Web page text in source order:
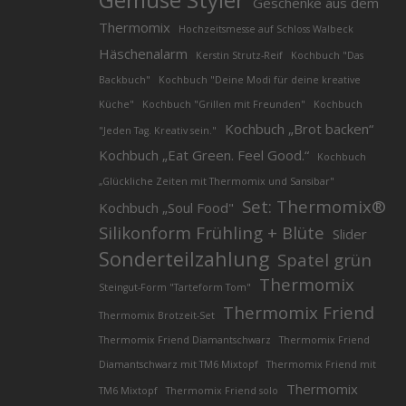
Thermomix
Hochzeitsmesse auf Schloss Walbeck
Häschenalarm Kerstin Strutz-Reif
Kochbuch "Das
Backbuch"
Kochbuch "Deine Modi für deine kreative
Küche"
Kochbuch "Grillen mit Freunden" Kochbuch
"Jeden Tag. Kreativ sein."
Kochbuch „Brot backen“
Kochbuch „Eat Green. Feel Good.“
Kochbuch
„Glückliche Zeiten mit Thermomix und Sansibar"
Kochbuch „Soul Food" Set: Thermomix®
Silikonform Frühling + Blüte Slider
Sonderteilzahlung Spatel grün
Steingut-Form "Tarteform Tom" Thermomix
Thermomix Brotzeit-Set Thermomix Friend
Thermomix Friend Diamantschwarz
Thermomix Friend
Diamantschwarz mit TM6 Mixtopf
Thermomix Friend mit
TM6 Mixtopf Thermomix Friend solo Thermomix